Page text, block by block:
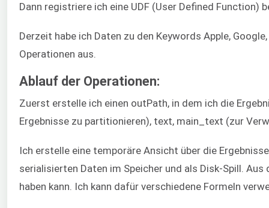
Dann registriere ich eine UDF (User Defined
Derzeit habe ich Daten zu den Keywords Apple,
Operationen aus.
Ablauf der Operationen:
Zuerst erstelle ich einen outPath, in dem ich die
Ergebnisse zu partitionieren), text, main_text (zur
Ich erstelle eine temporäre Ansicht über die
serialisierten Daten im Speicher und als Disk-Spill.
haben kann. Ich kann dafür verschiedene Formeln